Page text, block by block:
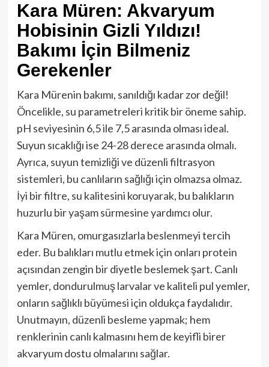
Kara Müren: Akvaryum
Hobisinin Gizli Yıldızı!
Bakımı İçin Bilmeniz
Gerekenler
Kara Mürenin bakımı, sanıldığı kadar zor değil!
Öncelikle, su parametreleri kritik bir öneme sahip.
pH seviyesinin 6,5 ile 7,5 arasında olması ideal.
Suyun sıcaklığı ise 24-28 derece arasında olmalı.
Ayrıca, suyun temizliği ve düzenli filtrasyon
sistemleri, bu canlıların sağlığı için olmazsa olmaz.
İyi bir filtre, su kalitesini koruyarak, bu balıkların
huzurlu bir yaşam sürmesine yardımcı olur.
Kara Müren, omurgasızlarla beslenmeyi tercih
eder. Bu balıkları mutlu etmek için onları protein
açısından zengin bir diyetle beslemek şart. Canlı
yemler, dondurulmuş larvalar ve kaliteli pul yemler,
onların sağlıklı büyümesi için oldukça faydalıdır.
Unutmayın, düzenli besleme yapmak; hem
renklerinin canlı kalmasını hem de keyifli birer
akvaryum dostu olmalarını sağlar.